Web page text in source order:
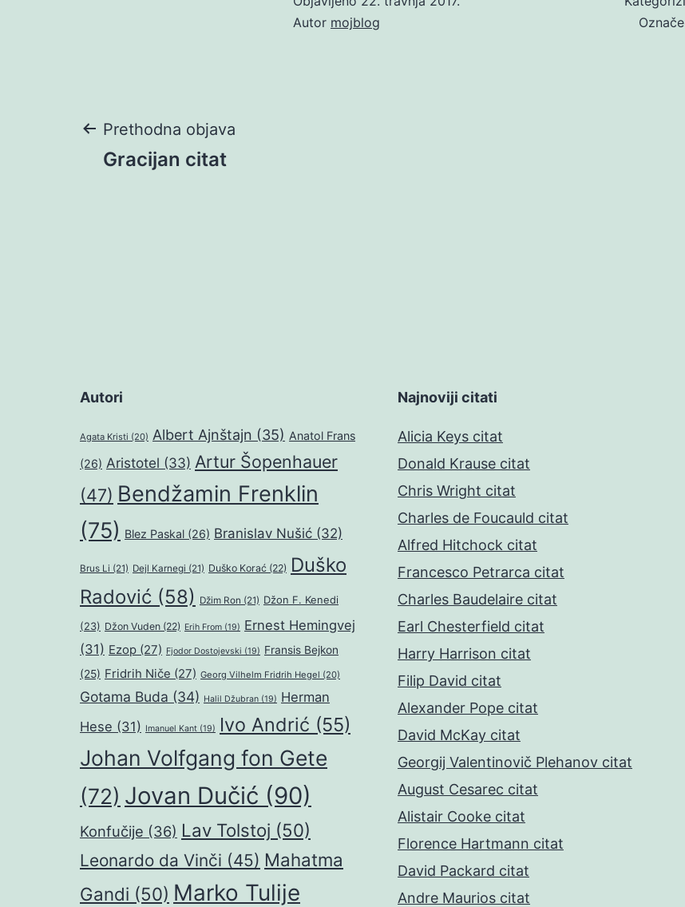
Autor mojblog
Navigacija
Prethodna objava
Gracijan citat
Autori
Agata Kristi (20) Albert Ajnštajn (35) Anatol Frans
(26) Aristotel (33) Artur Šopenhauer
(47) Bendžamin Frenklin
(75) Blez Paskal (26) Branislav Nušić (32)
Brus Li (21) Dejl Karnegi (21) Duško Korać (22) Duško
Radović (58) Džim Ron (21) Džon F. Kenedi
(23) Džon Vuden (22) Erih From (19) Ernest Hemingvej
(31) Ezop (27) Fjodor Dostojevski (19) Fransis Bejkon
(25) Fridrih Niče (27) Georg Vilhelm Fridrih Hegel (20)
Gotama Buda (34) Halil Džubran (19) Herman
Hese (31) Imanuel Kant (19) Ivo Andrić (55)
Johan Volfgang fon Gete
(72) Jovan Dučić (90)
Konfučije (36) Lav Tolstoj (50)
Leonardo da Vinči (45) Mahatma
Gandi (50) Marko Tulije
Najnoviji citati
Alicia Keys citat
Donald Krause citat
Chris Wright citat
Charles de Foucauld citat
Alfred Hitchock citat
Francesco Petrarca citat
Charles Baudelaire citat
Earl Chesterfield citat
Harry Harrison citat
Filip David citat
Alexander Pope citat
David McKay citat
Georgij Valentinovič Plehanov citat
August Cesarec citat
Alistair Cooke citat
Florence Hartmann citat
David Packard citat
Andre Maurios citat